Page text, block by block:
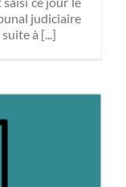
judiciaire
à [...]